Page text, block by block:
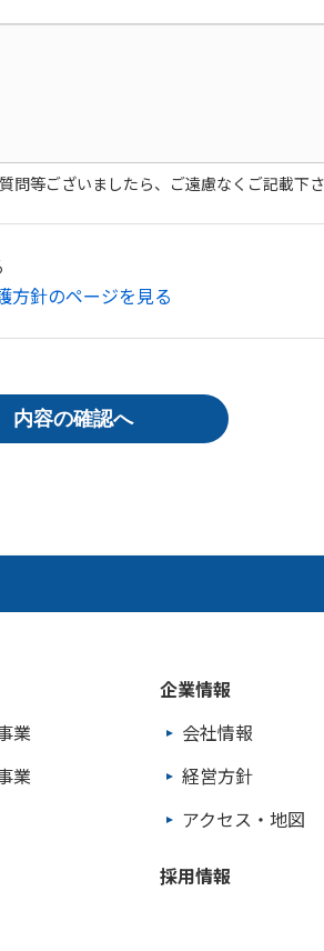
問等ございましたら、ご遠慮なくご記載下
方針のページを見る
業
業
企業情報
会社情報
経営方針
アクセス・地図
採用情報